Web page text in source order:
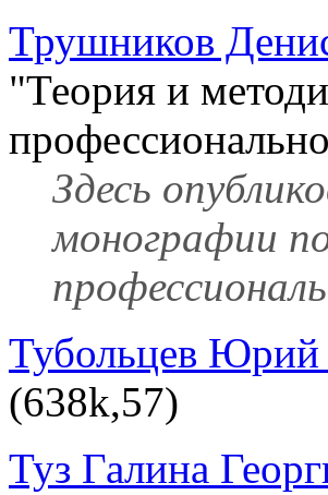
Трушников
"Теория и
Здесь
монографии
Тубольцев Юрий
(638k,57)
Туз Галина